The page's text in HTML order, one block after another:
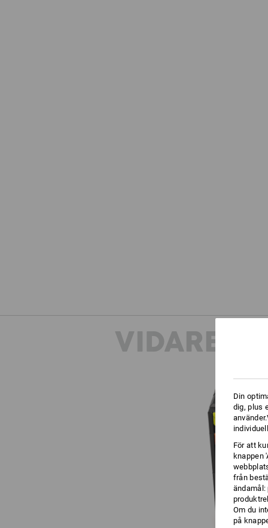
VIDARE
Din
dig, plus
För att
knappen
från
Om du
på